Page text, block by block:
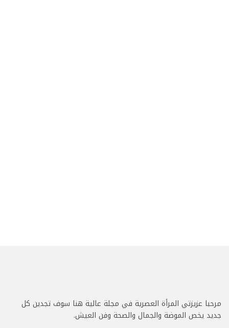
مرحبا عزيزتي المرأة العصرية في مجلة عالية هنا سوف تجدين كل
جديد يخص الموضة والجمال والصحة وفن العيش.